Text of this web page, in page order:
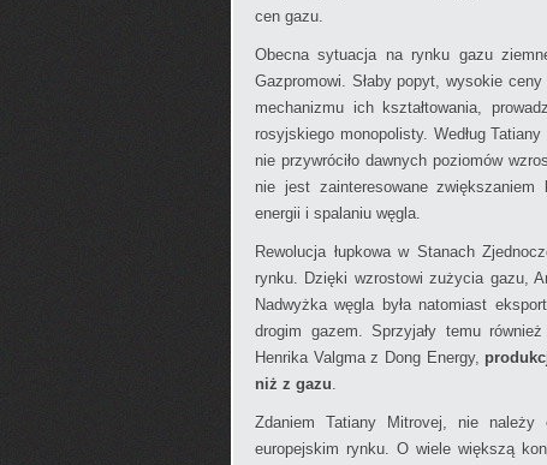
cen gazu.
Obecna sytuacja na rynku gazu
Gazpromowi. Słaby popyt, wysokie
mechanizmu ich kształtowania,
rosyjskiego monopolisty. Według
nie przywróciło dawnych poziomów
nie jest zainteresowane
energii i spalaniu węgla.
Rewolucja łupkowa w Stanach
rynku. Dzięki wzrostowi zużycia gazu,
Nadwyżka węgla była natomiast
drogim gazem. Sprzyjały temu
Henrika Valgma z Dong Energy,
niż z gazu.
Zdaniem Tatiany Mitrovej, nie należy
europejskim rynku. O wiele większą